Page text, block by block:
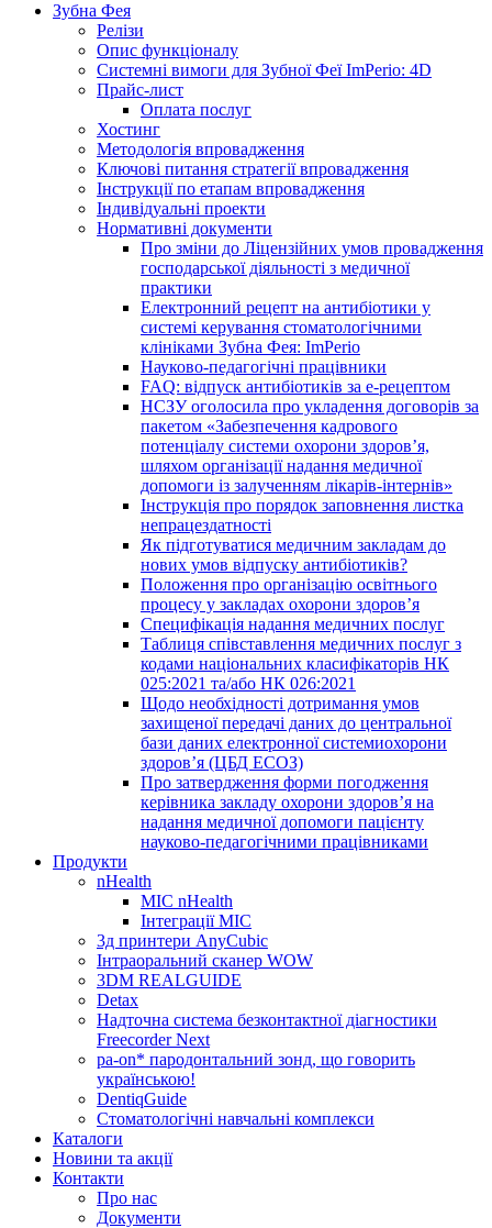
Зубна Фея
Релізи
Опис функціоналу
Системні вимоги для Зубної Феї ImPerio: 4D
Прайс-лист
Оплата послуг
Хостинг
Методологія впровадження
Ключові питання стратегії впровадження
Інструкції по етапам впровадження
Індивідуальні проекти
Нормативні документи
Про зміни до Ліцензійних умов провадження
господарської діяльності з медичної
практики
Електронний рецепт на антибіотики у
системі керування стоматологічними
клініками Зубна Фея: ImPerio
Науково-педагогічні працівники
FAQ: відпуск антибіотиків за е-рецептом
НСЗУ оголосила про укладення договорів за
пакетом «Забезпечення кадрового
потенціалу системи охорони здоров’я,
шляхом організації надання медичної
допомоги із залученням лікарів-інтернів»
Інструкція про порядок заповнення листка
непрацездатності
Як підготуватися медичним закладам до
нових умов відпуску антибіотиків?
Положення про організацію освітнього
процесу у закладах охорони здоров’я
Специфікація надання медичних послуг
Таблиця співставлення медичних послуг з
кодами національних класифікаторів НК
025:2021 та/або НК 026:2021
Щодо необхідності дотримання умов
захищеної передачі даних до центральної
бази даних електронної системиохорони
здоров’я (ЦБД ЕСОЗ)
Про затвердження форми погодження
керівника закладу охорони здоров’я на
надання медичної допомоги пацієнту
науково-педагогічними працівниками
Продукти
nHealth
МІС nHealth
Інтеграції МІС
3д принтери AnyCubic
Інтраоральний сканер WOW
3DM REALGUIDE
Detax
Надточна система безконтактної діагностики
Freecorder Next
pa-on* пародонтальний зонд, що говорить
українською!
DentiqGuide
Стоматологічні навчальні комплекси
Каталоги
Новини та акції
Контакти
Про нас
Документи